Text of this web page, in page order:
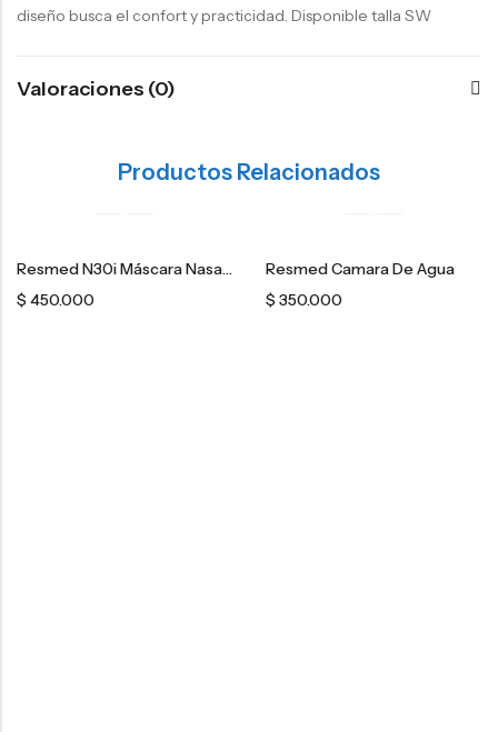
diseño busca el confort y practicidad. Disponible talla SW
Valoraciones (0)
Productos Relacionados
Resmed N30i Máscara Nasal – Estándar
$ 450.000
Resmed Camara De Agua
$ 350.000